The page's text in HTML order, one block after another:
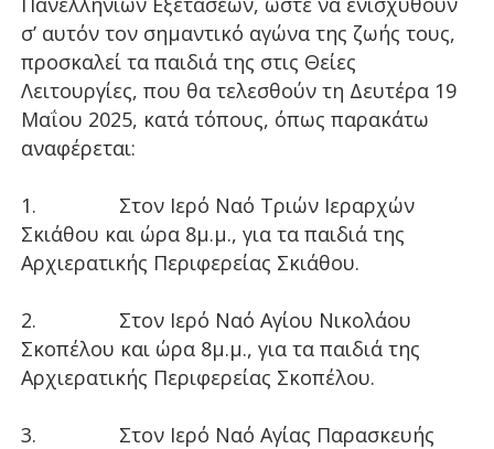
σ’ αυτόν τον σημαντικό αγώνα της ζωής τους,
προσκαλεί τα παιδιά της στις Θείες
Λειτουργίες, που θα τελεσθούν τη Δευτέρα 19
Μαΐου 2025, κατά τόπους, όπως παρακάτω
αναφέρεται:
1. Στον Ιερό Ναό Τριών Ιεραρχών
Σκιάθου και ώρα 8μ.μ., για τα παιδιά της
Αρχιερατικής Περιφερείας Σκιάθου.
2. Στον Ιερό Ναό Αγίου Νικολάου
Σκοπέλου και ώρα 8μ.μ., για τα παιδιά της
Αρχιερατικής Περιφερείας Σκοπέλου.
3. Στον Ιερό Ναό Αγίας Παρασκευής